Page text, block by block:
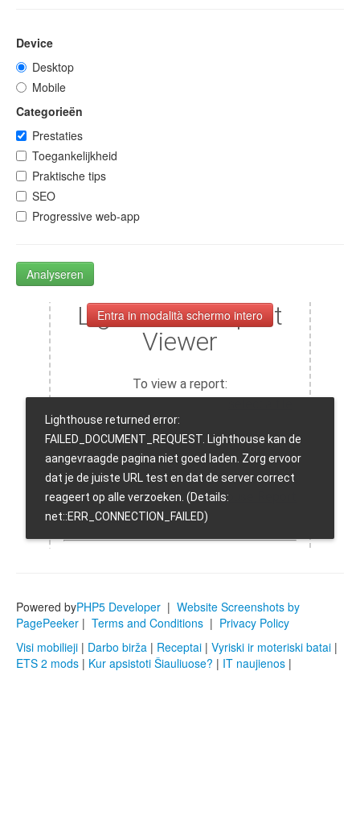
Device
Desktop
Mobile
Categorieën
Prestaties
Toegankelijkheid
Praktische tips
SEO
Progressive web-app
Analyseren
Entra in modalità schermo intero
Powered byPHP5 Developer | Website Screenshots by
PagePeeker | Terms and Conditions | Privacy Policy
Visi mobilieji | Darbo birža | Receptai | Vyriski ir moteriski batai |
ETS 2 mods | Kur apsistoti Šiauliuose? | IT naujienos |